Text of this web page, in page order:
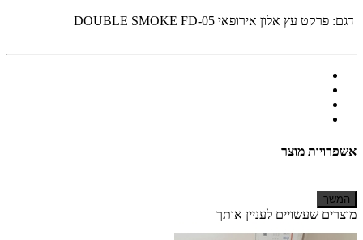
דגם: פרקט עץ אלון אירופאי DOUBLE SMOKE FD-05
אשפרויות מוצר
המשך
מוצרים שעשויים לעניין אותך